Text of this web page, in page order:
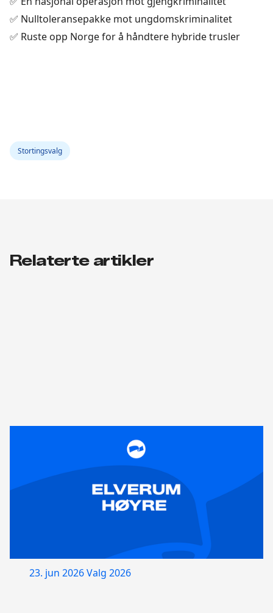
✅ Nulltoleransepakke mot ungdomskriminalitet
✅ Ruste opp Norge for å håndtere hybride trusler
Stortingsvalg
Relaterte artikler
23. jun 2026Valg 2026